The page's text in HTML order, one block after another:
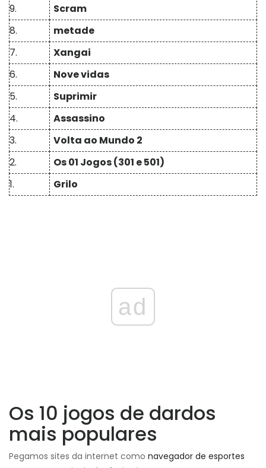
9.
Scram
8.
metade
7.
Xangai
6.
Nove vidas
5.
Suprimir
4.
Assassino
3.
Volta ao Mundo 2
2.
Os 01 Jogos (301 e 501)
1.
Grilo
ad
Os 10 jogos de dardos
mais populares
Pegamos sites da internet como navegador de esportes